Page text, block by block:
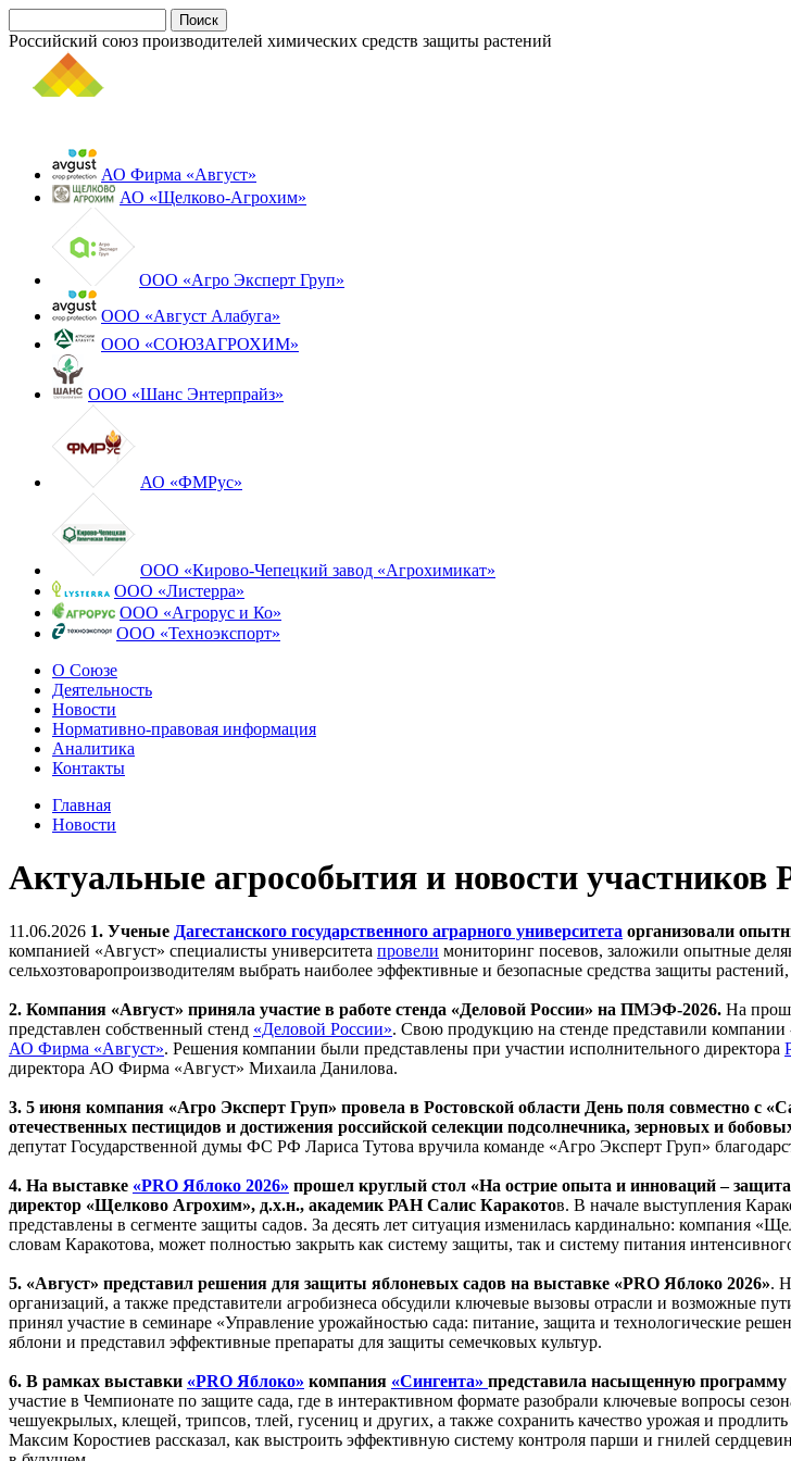
Российский союз производителей химических средств защиты растений
АО Фирма «Август»
АО «Щелково-Агрохим»
ООО «Агро Эксперт Груп»
ООО «Август Алабуга»
ООО «СОЮЗАГРОХИМ»
ООО «Шанс Энтерпрайз»
АО «ФМРус»
ООО «Кирово-Чепецкий завод «Агрохимикат»
ООО «Листерра»
ООО «Агрорус и Ко»
ООО «Техноэкспорт»
О Союзе
Деятельность
Новости
Нормативно-правовая информация
Аналитика
Контакты
Главная
Новости
Актуальные агрособытия и новости
11.06.2026 1. Ученые Дагестанского государственного аграрного университета организовали
компанией «Август» специалисты университета провели мониторинг посевов, заложили опытные
сельхозтоваропроизводителям выбрать наиболее эффективные и безопасные средства защиты
2. Компания «Август» приняла участие в работе стенда «Деловой России» на ПМЭФ-2026. На
представлен собственный стенд «Деловой России». Свою продукцию на стенде представили компании
АО Фирма «Август». Решения компании были представлены при участии исполнительного директора
директора АО Фирма «Август» Михаила Данилова.
3. 5 июня компания «Агро Эксперт Груп» провела в Ростовской области День поля совместно
отечественных пестицидов и достижения российской селекции подсолнечника, зерновых и
депутат Государственной думы ФС РФ Лариса Тутова вручила команде «Агро Эксперт Груп»
4. На выставке «PRO Яблоко 2026» прошел круглый стол «На острие опыта и инноваций –
директор «Щелково Агрохим», д.х.н., академик РАН Салис Каракотов. В начале выступления
представлены в сегменте защиты садов. За десять лет ситуация изменилась кардинально: компания
словам Каракотова, может полностью закрыть как систему защиты, так и систему питания
5. «Август» представил решения для защиты яблоневых садов на выставке «PRO Яблоко 2026».
организаций, а также представители агробизнеса обсудили ключевые вызовы отрасли и возможные
принял участие в семинаре «Управление урожайностью сада: питание, защита и технологические
яблони и представил эффективные препараты для защиты семечковых культур.
6. В рамках выставки «PRO Яблоко» компания «Сингента» представила насыщенную программу
участие в Чемпионате по защите сада, где в интерактивном формате разобрали ключевые вопросы
чешуекрылых, клещей, трипсов, тлей, гусениц и других, а также сохранить качество урожая и
Максим Коростиев рассказал, как выстроить эффективную систему контроля парши и гнилей